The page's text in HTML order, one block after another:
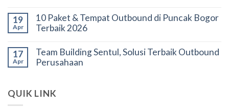
19
Apr
10 Paket & Tempat Outbound di Puncak Bogor
Terbaik 2026
17
Apr
Team Building Sentul, Solusi Terbaik Outbound
Perusahaan
QUIK LINK